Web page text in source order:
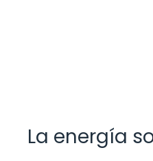
La energía